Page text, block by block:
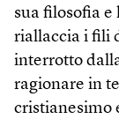
sua filosofia e
riallaccia i fili
interrotto
ragionare in
cristianesimo